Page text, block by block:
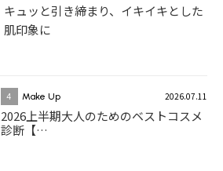
キュッと引き締まり、イキイキとした
肌印象に
4 Make Up 2026.07.11
2026上半期大人のためのベストコスメ
診断【…